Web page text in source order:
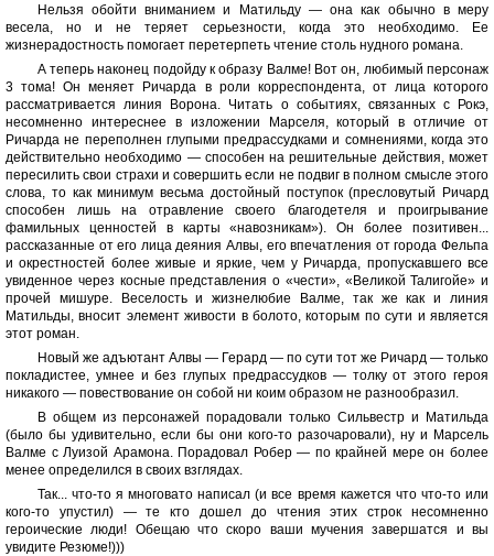
Нельзя обойти вниманием и Матильду — она как обычно в меру
весела, но и не теряет серьезности, когда это необходимо. Ее
жизнерадостность помогает перетерпеть чтение столь нудного романа.
А теперь наконец подойду к образу Валме! Вот он, любимый персонаж
3 тома! Он меняет Ричарда в роли корреспондента, от лица которого
рассматривается линия Ворона. Читать о событиях, связанных с Рокэ,
несомненно интереснее в изложении Марселя, который в отличие от
Ричарда не переполнен глупыми предрассудками и сомнениями, когда это
действительно необходимо — способен на решительные действия, может
пересилить свои страхи и совершить если не подвиг в полном смысле этого
слова, то как минимум весьма достойный поступок (пресловутый Ричард
способен лишь на отравление своего благодетеля и проигрывание
фамильных ценностей в карты «навозникам»). Он более позитивен...
рассказанные от его лица деяния Алвы, его впечатления от города Фельпа
и окрестностей более живые и яркие, чем у Ричарда, пропускавшего все
увиденное через косные представления о «чести», «Великой Талигойе» и
прочей мишуре. Веселость и жизнелюбие Валме, так же как и линия
Матильды, вносит элемент живости в болото, которым по сути и является
этот роман.
Новый же адъютант Алвы — Герард — по сути тот же Ричард — только
покладистее, умнее и без глупых предрассудков — толку от этого героя
никакого — повествование он собой ни коим образом не разнообразил.
В общем из персонажей порадовали только Сильвестр и Матильда
(было бы удивительно, если бы они кого-то разочаровали), ну и Марсель
Валме с Луизой Арамона. Порадовал Робер — по крайней мере он более
менее определился в своих взглядах.
Так... что-то я многовато написал (и все время кажется что что-то или
кого-то упустил) — те кто дошел до чтения этих строк несомненно
героические люди! Обещаю что скоро ваши мучения завершатся и вы
увидите Резюме!)))